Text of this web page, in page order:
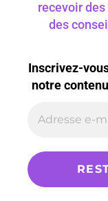
recevoir
des
Inscrivez-
notre